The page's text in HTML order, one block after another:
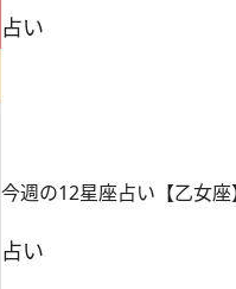
占い
今週の12星座占い【乙女
占い